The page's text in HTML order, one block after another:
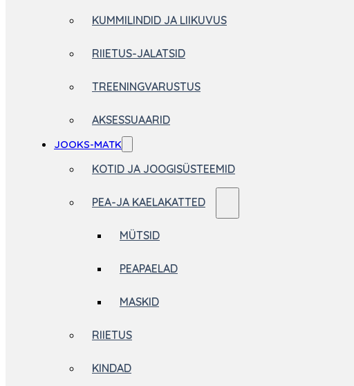
KUMMILINDID JA LIIKUVUS
RIIETUS-JALATSID
TREENINGVARUSTUS
AKSESSUAARID
JOOKS-MATK
KOTID JA JOOGISÜSTEEMID
PEA-JA KAELAKATTED
MÜTSID
PEAPAELAD
MASKID
RIIETUS
KINDAD